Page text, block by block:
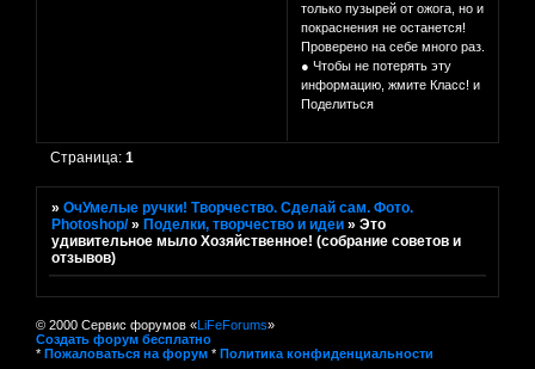
только пузырей от ожога, но и
покраснения не останется!
Проверено на себе много раз.
● Чтобы не потерять эту
информацию, жмите Класс! и
Поделиться
Страница:1
»ОчУмелые ручки! Творчество. Сделай сам. Фото.
Photoshop/ »Поделки, творчество и идеи »Это
удивительное мыло Хозяйственное! (собрание советов и
отзывов)
© 2000 Сервис форумов «LiFeForums»
Создать форум бесплатно
* Пожаловаться на форум * Политика конфиденциальности